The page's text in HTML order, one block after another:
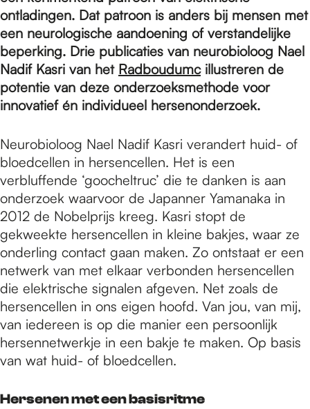
e
p
a
g
e
ontladingen. Dat patroon is anders bij mensen met
een neurologische aandoening of verstandelijke
beperking. Drie publicaties van neurobioloog Nael
Nadif Kasri van het Radboudumcillustreren de
potentie van deze onderzoeksmethode voor
innovatief én individueel hersenonderzoek.
Neurobioloog Nael Nadif Kasri verandert huid- of
bloedcellen in hersencellen. Het is een
verbluffende ‘goocheltruc’ die te danken is aan
onderzoek waarvoor de Japanner Yamanaka in
2012 de Nobelprijs kreeg. Kasri stopt de
gekweekte hersencellen in kleine bakjes, waar ze
onderling contact gaan maken. Zo ontstaat er een
netwerk van met elkaar verbonden hersencellen
die elektrische signalen afgeven. Net zoals de
hersencellen in ons eigen hoofd. Van jou, van mij,
van iedereen is op die manier een persoonlijk
hersennetwerkje in een bakje te maken. Op basis
van wat huid- of bloedcellen.
Hersenen met een basisritme